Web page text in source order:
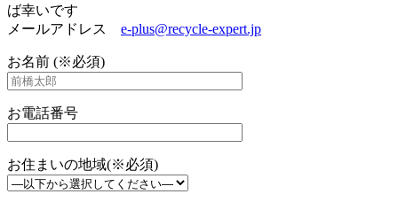
ば幸いです
メールアドレス e-plus@recycle-expert.jp
お名前 (※必須)
お電話番号
お住まいの地域(※必須)